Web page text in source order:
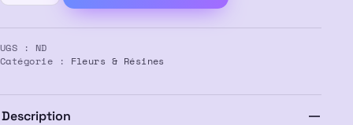
CBD
PIATELLA
UGS : ND
Catégorie : Fleurs & Résines
Description